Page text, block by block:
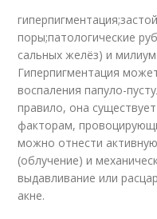
поры;патологические
сальных желёз) и
Гиперпигментация
воспаления папуло-
правило, она
факторам,
можно отнести
(облучение) и
выдавливание или
акне.